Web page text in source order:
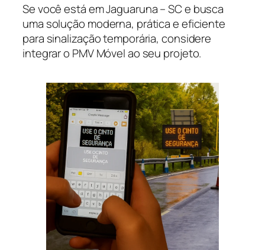
Se você está em Jaguaruna – SC e busca
uma solução moderna, prática e eficiente
para sinalização temporária, considere
integrar o PMV Móvel ao seu projeto.